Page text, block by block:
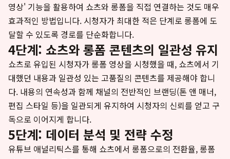
영상' 기능을 활용하여 쇼츠와 롱폼을 직접 연결하는 것도 매우
효과적인 방법입니다. 시청자가 최대한 적은 단계로 롱폼에 도
달할 수 있도록 경로를 단순화합니다.
4단계: 쇼츠와 롱폼 콘텐츠의 일관성 유지
쇼츠로 유입된 시청자가 롱폼 영상을 시청했을 때, 쇼츠에서 기
대했던 내용과 일관성 있는 고품질의 콘텐츠를 제공해야 합니
다. 내용의 연속성과 함께 채널의 전반적인 브랜딩(톤 앤 매너,
편집 스타일 등)을 일관되게 유지하여 시청자의 신뢰를 얻고 구
독으로 이어지게 합니다.
5단계: 데이터 분석 및 전략 수정
유튜브 애널리틱스를 통해 쇼츠에서 롱폼으로의 전환율, 롱폼